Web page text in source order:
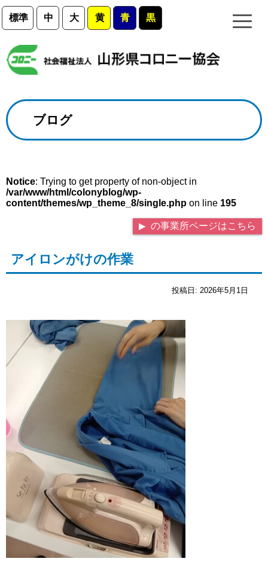
標準 中 大 黄 青 黒
ブログ
Notice: Trying to get property of non-object in
/var/www/html/colonyblog/wp-
content/themes/wp_theme_8/single.php on line 195
の事業所ページはこちら
アイロンがけの作業
投稿日: 2026年5月1日